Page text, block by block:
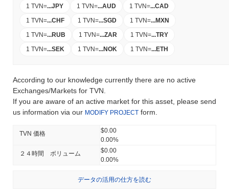
1 TVN=...JPY 1 TVN=...AUD 1 TVN=...CAD
1 TVN=...CHF 1 TVN=...SGD 1 TVN=...MXN
1 TVN=...RUB 1 TVN=...ZAR 1 TVN=...TRY
1 TVN=...SEK 1 TVN=...NOK 1 TVN=...ETH
According to our knowledge currently there are no active
Exchanges/Markets for TVN.
If you are aware of an active market for this asset, please send
us information via our MODIFY PROJECT form.
TVN 価格
$0.00
0.00%
２４時間 ボリューム
$0.00
0.00%
データの活用の仕方を読む